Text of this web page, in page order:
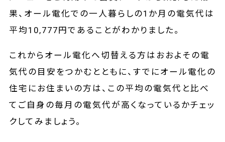
果、オール電化での一人暮らしの1か月の電気代は
平均10,777円であることがわかりました。
これからオール電化へ切替える方はおおよその電
気代の目安をつかむとともに、すでにオール電化の
住宅にお住まいの方は、この平均の電気代と比べ
てご自身の毎月の電気代が高くなっているかチェッ
クしてみましょう。